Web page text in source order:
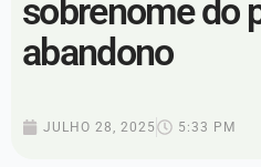
sobrenome do
abandono
JULHO 28, 2025 5:33 PM